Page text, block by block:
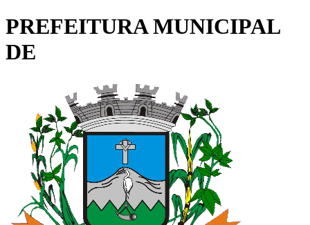
PREFEITURA MUNICIPAL
DE